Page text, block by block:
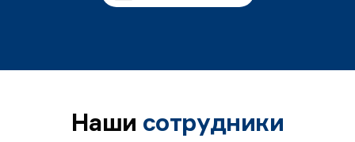
Наши сотрудники